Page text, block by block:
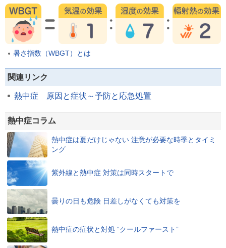
暑さ指数（WBGT）とは
関連リンク
熱中症 原因と症状～予防と応急処置
熱中症コラム
熱中症は夏だけじゃない 注意が必要な時季とタイミ
ング
紫外線と熱中症 対策は同時スタートで
曇りの日も危険 日差しがなくても対策を
熱中症の症状と対処 “クールファースト”